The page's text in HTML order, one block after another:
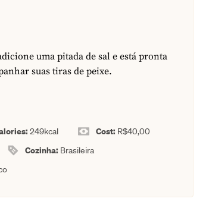
uma pitada de sal e está pronta
suas tiras de peixe.
249kcal Cost: R$40,00
Cozinha: Brasileira